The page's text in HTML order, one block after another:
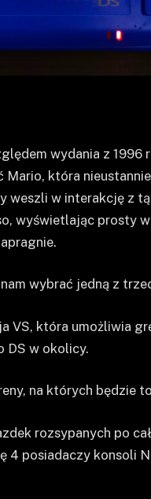
wydania z 1996
która
weszli w interakcję z
wyświetlając prosty
wybrać jedną z
VS, która umożliwia
DS w okolicy.
na których będzie
rozsypanych po
4 posiadaczy konsoli